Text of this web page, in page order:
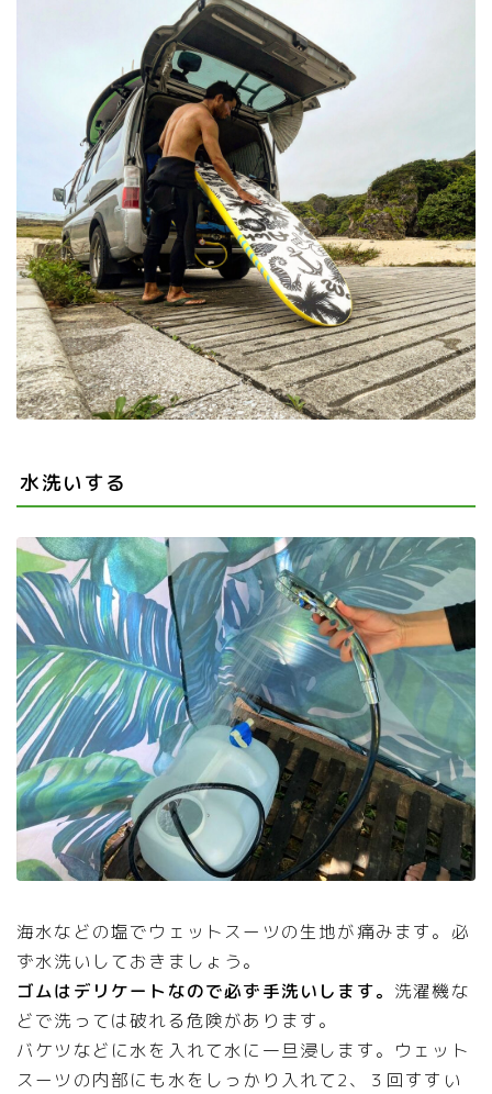
水洗いする
海水などの塩でウェットスーツの生地が痛みます。必
ず水洗いしておきましょう。
ゴムはデリケートなので必ず手洗いします。 洗濯機な
どで洗っては破れる危険があります。
バケツなどに水を入れて水に一旦浸します。ウェット
スーツの内部にも水をしっかり入れて2、３回すすい